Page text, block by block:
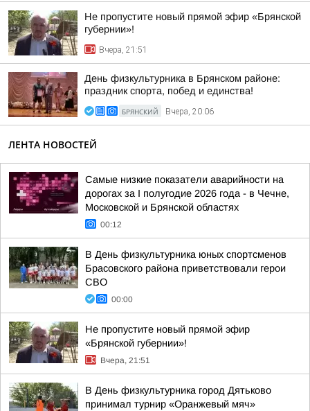
Не пропустите новый прямой эфир «Брянской
губернии»!
Вчера, 21:51
День физкультурника в Брянском районе:
праздник спорта, побед и единства!
БРЯНСКИЙ Вчера, 20:06
ЛЕНТА НОВОСТЕЙ
Самые низкие показатели аварийности на
дорогах за I полугодие 2026 года - в Чечне,
Московской и Брянской областях
00:12
В День физкультурника юных спортсменов
Брасовского района приветствовали герои
СВО
00:00
Не пропустите новый прямой эфир
«Брянской губернии»!
Вчера, 21:51
В День физкультурника город Дятьково
принимал турнир «Оранжевый мяч»